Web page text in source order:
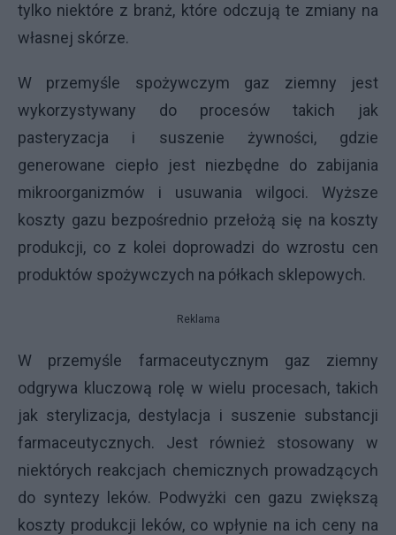
tylko niektóre z branż, które odczują te zmiany na
własnej skórze.
W przemyśle spożywczym gaz ziemny jest
wykorzystywany do procesów takich jak
pasteryzacja i suszenie żywności, gdzie
generowane ciepło jest niezbędne do zabijania
mikroorganizmów i usuwania wilgoci. Wyższe
koszty gazu bezpośrednio przełożą się na koszty
produkcji, co z kolei doprowadzi do wzrostu cen
produktów spożywczych na półkach sklepowych.
Reklama
W przemyśle farmaceutycznym gaz ziemny
odgrywa kluczową rolę w wielu procesach, takich
jak sterylizacja, destylacja i suszenie substancji
farmaceutycznych. Jest również stosowany w
niektórych reakcjach chemicznych prowadzących
do syntezy leków. Podwyżki cen gazu zwiększą
koszty produkcji leków, co wpłynie na ich ceny na